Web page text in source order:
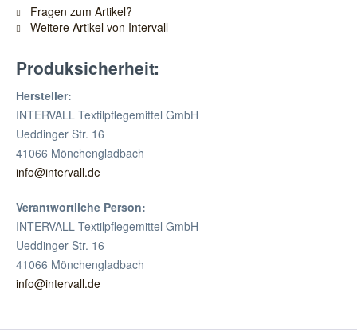
Fragen zum Artikel?
Weitere Artikel von Intervall
Produksicherheit:
Hersteller:
INTERVALL Textilpflegemittel GmbH
Ueddinger Str. 16
41066 Mönchengladbach
info@intervall.de
Verantwortliche Person:
INTERVALL Textilpflegemittel GmbH
Ueddinger Str. 16
41066 Mönchengladbach
info@intervall.de